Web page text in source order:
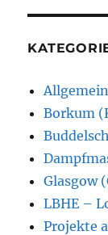
Allgemein
Borkum
Glasgow
LBHE –
Projekte